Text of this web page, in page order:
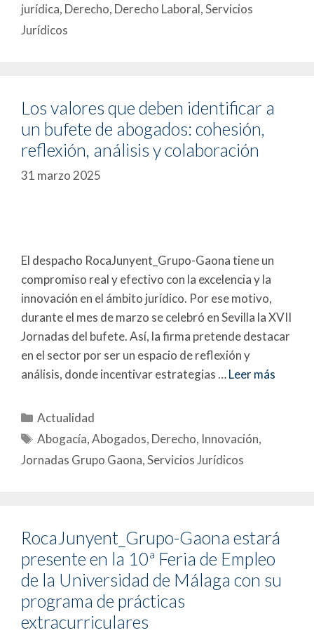
jurídica, Derecho, Derecho Laboral,Servicios
Jurídicos
Los valores que deben identificar a
un bufete de abogados: cohesión,
reflexión, análisis y colaboración
31 marzo 2025
El despacho RocaJunyent_Grupo-Gaona tiene un
compromiso real y efectivo con la excelencia y la
innovación en el ámbito jurídico. Por ese motivo,
durante el mes de marzo se celebró en Sevilla la XVII
Jornadas del bufete. Así, la firma pretende destacar
en el sector por ser un espacio de reflexión y
análisis, donde incentivar estrategias …Leer más
Actualidad
Abogacía,Abogados, Derecho, Innovación,
Jornadas Grupo Gaona,Servicios Jurídicos
RocaJunyent_Grupo-Gaona estará
presente en la 10ª Feria de Empleo
de la Universidad de Málaga con su
programa de prácticas
extracurriculares